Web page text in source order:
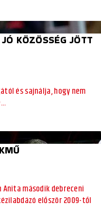
KÖZÖSSÉG JÖTT
és sajnálja, hogy nem
második debreceni
először 2009-től